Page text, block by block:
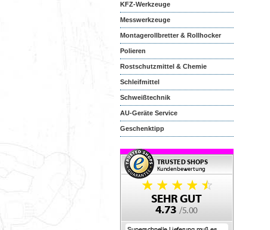
KFZ-Werkzeuge
Messwerkzeuge
Montagerollbretter & Rollhocker
Polieren
Rostschutzmittel & Chemie
Schleifmittel
Schweißtechnik
AU-Geräte Service
Geschenktipp